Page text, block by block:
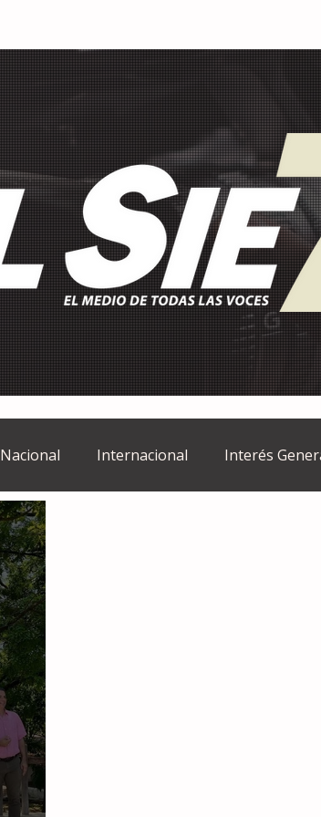
Nacional Internacional Interés
Estilo de vida